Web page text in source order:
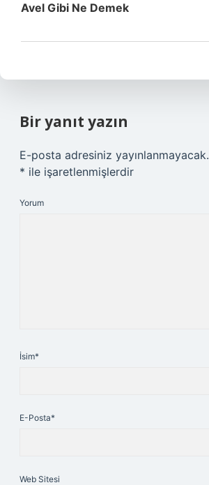
Avel Gibi Ne Demek
Bir yanıt yazın
E-posta adresiniz yayınlanmayacak.
* ile işaretlenmişlerdir
Yorum
İsim*
E-Posta*
Web Sitesi